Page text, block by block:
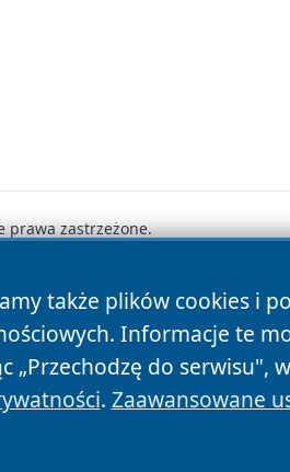
także plików cookies i
Informacje te
do serwisu",
. Zaawansowane
prawa zastrzeżone.
Polityka Cookies